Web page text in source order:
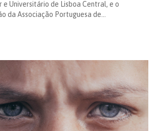
Universitário de Lisboa Central, e o
da Associação Portuguesa de…